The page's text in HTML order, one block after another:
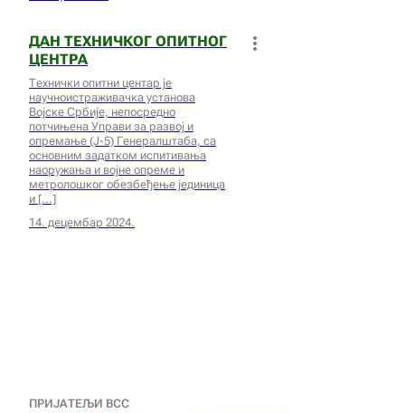
ДАН ТЕХНИЧКОГ ОПИТНОГ
ЦЕНТРА
Технички опитни центар је
научноистраживачка установа
Војске Србије, непосредно
потчињена Управи за развој и
опремање (Ј-5) Генералштаба, са
основним задатком испитивања
наоружања и војне опреме и
метролошког обезбеђење јединица
и
14. децембар 2024.
ПРИЈАТЕЉИ ВСС